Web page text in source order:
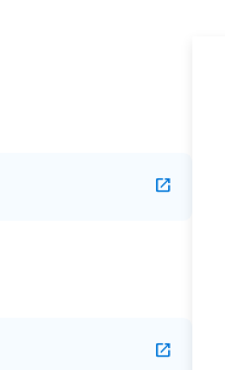
open_in_new
open_in_new